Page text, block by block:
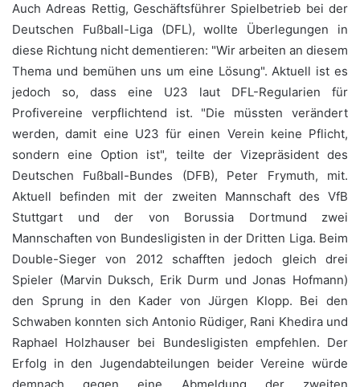
Auch Adreas Rettig, Geschäftsführer Spielbetrieb bei der
Deutschen Fußball-Liga (DFL), wollte Überlegungen in
diese Richtung nicht dementieren: "Wir arbeiten an diesem
Thema und bemühen uns um eine Lösung". Aktuell ist es
jedoch so, dass eine U23 laut DFL-Regularien für
Profivereine verpflichtend ist. "Die müssten verändert
werden, damit eine U23 für einen Verein keine Pflicht,
sondern eine Option ist", teilte der Vizepräsident des
Deutschen Fußball-Bundes (DFB), Peter Frymuth, mit.
Aktuell befinden mit der zweiten Mannschaft des VfB
Stuttgart und der von Borussia Dortmund zwei
Mannschaften von Bundesligisten in der Dritten Liga. Beim
Double-Sieger von 2012 schafften jedoch gleich drei
Spieler (Marvin Duksch, Erik Durm und Jonas Hofmann)
den Sprung in den Kader von Jürgen Klopp. Bei den
Schwaben konnten sich Antonio Rüdiger, Rani Khedira und
Raphael Holzhauser bei Bundesligisten empfehlen. Der
Erfolg in den Jugendabteilungen beider Vereine würde